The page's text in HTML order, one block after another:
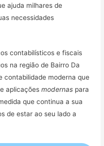
ajuda milhares de
necessidades
contabilísticos e fiscais
na região de Bairro Da
contabilidade moderna que
aplicaçõesmodernas para
que continua a sua
de estar ao seu lado a